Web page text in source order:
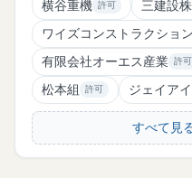
横谷重機 許可 三建設
ワイズコンストラクション
有限会社オーエス産業 許可
松本組 許可 ジェイア
すべて見